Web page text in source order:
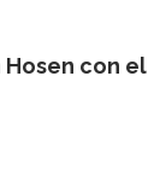
con el